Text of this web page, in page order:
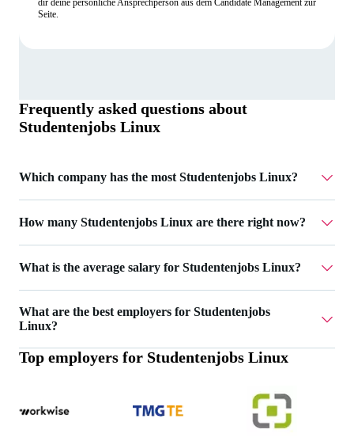
dir deine persönliche Ansprechperson aus dem Candidate Management zur
Seite.
Frequently asked questions about
Studentenjobs Linux
Which company has the most Studentenjobs Linux?
How many Studentenjobs Linux are there right now?
What is the average salary for Studentenjobs Linux?
What are the best employers for Studentenjobs
Linux?
The best employers for Studentenjobs Linux are Workwise
Top employers for Studentenjobs Linux